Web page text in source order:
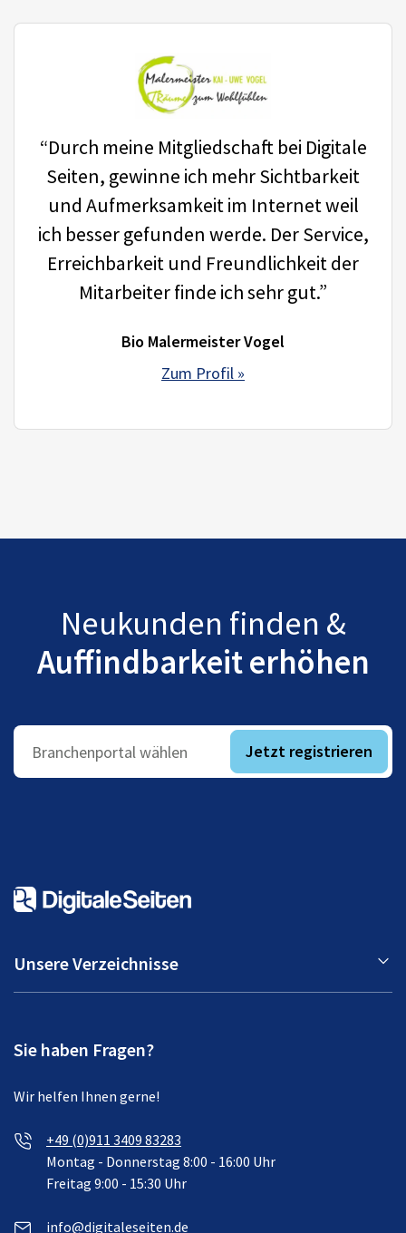
“Durch meine Mitgliedschaft bei Digitale
Seiten, gewinne ich mehr Sichtbarkeit
und Aufmerksamkeit im Internet weil
ich besser gefunden werde. Der Service,
Erreichbarkeit und Freundlichkeit der
Mitarbeiter finde ich sehr gut.”
Bio Malermeister Vogel
Zum Profil »
Neukunden finden &
Auffindbarkeit erhöhen
Branchenportal wählen Jetzt registrieren
Unsere Verzeichnisse
Sie haben Fragen?
Wir helfen Ihnen gerne!
+49 (0)911 3409 83283
Montag - Donnerstag 8:00 - 16:00 Uhr
Freitag 9:00 - 15:30 Uhr
info@digitaleseiten.de